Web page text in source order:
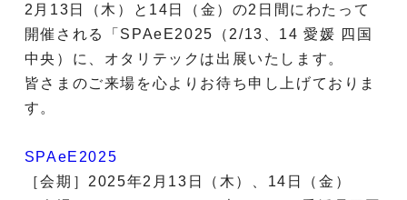
2月13日（木）と14日（金）の2日間にわたって
開催される「SPAeE2025（2/13、14 愛媛 四国
中央）に、オタリテックは出展いたします。
皆さまのご来場を心よりお待ち申し上げておりま
す。
SPAeE2025
［会期］2025年2月13日（木）、14日（金）